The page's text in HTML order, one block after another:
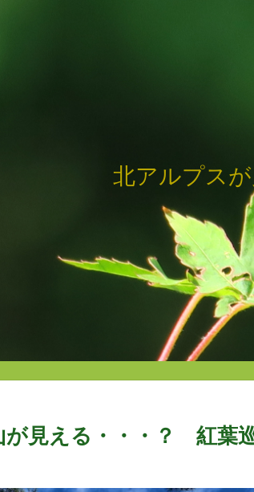
北アルプス
が見える・・・？ 紅葉